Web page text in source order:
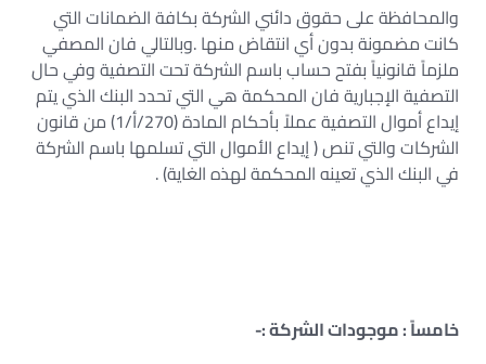
والمحافظة على حقوق دائني الشركة بكافة الضمانات التي
كانت مضمونة بدون أي انتقاض منها .وبالتالي فان المصفي
ملزماً قانونياً بفتح حساب باسم الشركة تحت التصفية وفي حال
التصفية الإجبارية فان المحكمة هي التي تحدد البنك الذي يتم
إيداع أموال التصفية عملاً بأحكام المادة (270/أ/1) من قانون
الشركات والتي تنص ( إيداع الأموال التي تسلمها باسم الشركة
في البنك الذي تعينه المحكمة لهذه الغاية) .
خامساً : موجودات الشركة :-